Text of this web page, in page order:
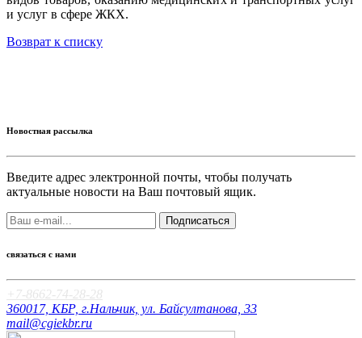
и услуг в сфере ЖКХ.
Возврат к списку
Новостная рассылка
Введите адрес электронной почты, чтобы получать
актуальные новости на Ваш почтовый ящик.
Подписаться
связаться с нами
+7-8662-74-28-28
360017, КБР, г.Нальчик, ул. Байсултанова, 33
mail@cgiekbr.ru